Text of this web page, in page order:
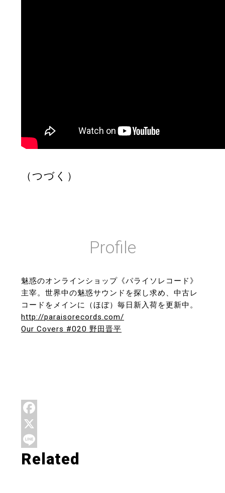
（つづく）
Profile
魅惑のオンラインショップ《パライソレコード》
主宰。世界中の魅惑サウンドを探し求め、中古レ
コードをメインに（ほぼ）毎日新入荷を更新中。
http://paraisorecords.com/
Our Covers #020 野田晋平
Related